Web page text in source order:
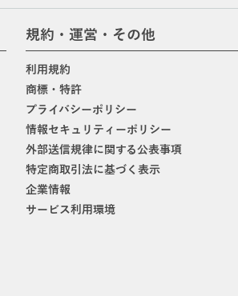
規約・運営・その他
利用規約
商標・特許
プライバシーポリシー
情報セキュリティーポリシー
外部送信規律に関する公表事項
特定商取引法に基づく表示
企業情報
サービス利用環境